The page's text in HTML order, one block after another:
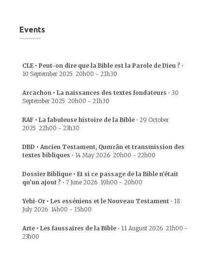
Events
CLE • Peut-on dire que la Bible est la Parole de Dieu ? •
10 September 2025 20h00 - 21h30
Arcachon • La naissances des textes fondateurs • 30
September 2025 20h00 - 21h30
RAF • La fabuleuse histoire de la Bible • 29 October
2025 22h00 - 23h30
DBD • Ancien Testament, Qumrân et transmission des
textes bibliques • 14 May 2026 20h00 - 22h00
Dossier Biblique • Et si ce passage de la Bible n’était
qu’un ajout ? • 7 June 2026 19h00 - 20h00
Yehi-Or • Les esséniens et le Nouveau Testament • 18
July 2026 14h00 - 15h00
Arte • Les faussaires de la Bible • 11 August 2026 21h00 -
23h00